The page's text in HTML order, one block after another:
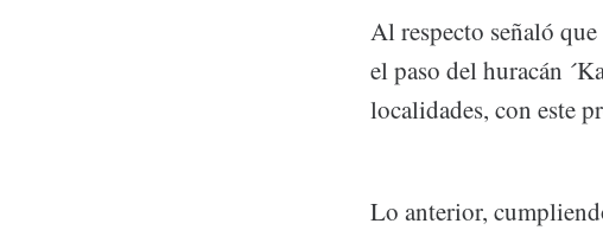
Al respecto señaló
el paso del huracán
localidades, con este
Lo anterior,